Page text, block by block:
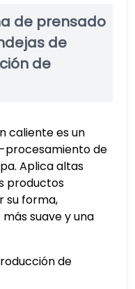
de prensado
de
de
caliente es un
procesamiento de
Aplica altas
productos
su forma,
suave y una
de